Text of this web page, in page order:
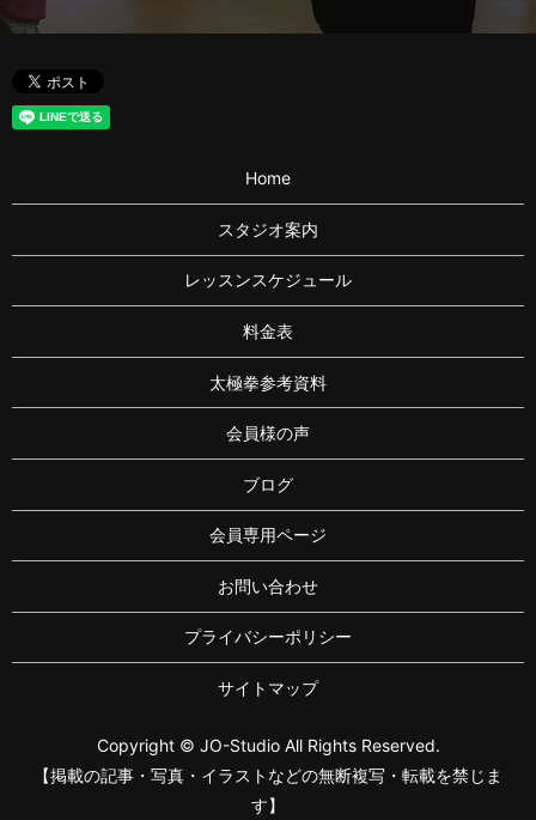
Home
スタジオ案内
レッスンスケジュール
料金表
太極拳参考資料
会員様の声
ブログ
会員専用ページ
お問い合わせ
プライバシーポリシー
サイトマップ
Copyright © JO-Studio All Rights Reserved.
【掲載の記事・写真・イラストなどの無断複写・転載を禁じま
す】